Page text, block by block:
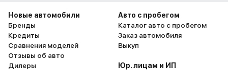
Новые автомобили
Бренды
Кредиты
Сравнения моделей
Отзывы об авто
Дилеры
Авто с пробегом
Каталог авто с пробегом
Заказ автомобиля
Выкуп
Юр. лицам и ИП